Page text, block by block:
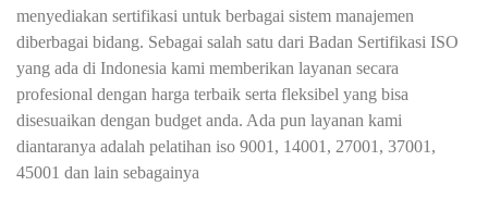
menyediakan sertifikasi untuk berbagai sistem manajemen
diberbagai bidang. Sebagai salah satu dari Badan Sertifikasi ISO
yang ada di Indonesia kami memberikan layanan secara
profesional dengan harga terbaik serta fleksibel yang bisa
disesuaikan dengan budget anda. Ada pun layanan kami
diantaranya adalah pelatihan iso 9001, 14001, 27001, 37001,
45001 dan lain sebagainya